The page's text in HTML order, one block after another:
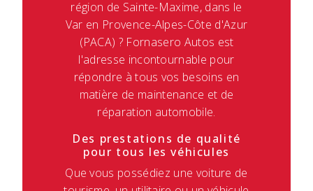
région de Sainte-Maxime, dans le
Var en Provence-Alpes-Côte d'Azur
(PACA) ? Fornasero Autos est
l'adresse incontournable pour
répondre à tous vos besoins en
matière de maintenance et de
réparation automobile.
Des prestations de qualité
pour tous les véhicules
Que vous possédiez une voiture de